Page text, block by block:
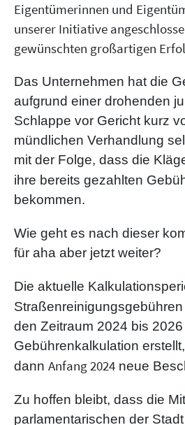
Eigentümerinnen und
unserer Initiative
gewünschten großartigen
Das Unternehmen hat die
aufgrund einer drohenden
Schlappe vor Gericht kurz
mündlichen Verhandlung
mit der Folge, dass die
ihre bereits gezahlten
bekommen.
Wie geht es nach dieser
für aha aber jetzt weiter?
Die aktuelle
den Zeitraum 2024 bis
Gebührenkalkulation
dann Anfang 2024 neue
Zu hoffen bleibt, dass die
parlamentarischen der